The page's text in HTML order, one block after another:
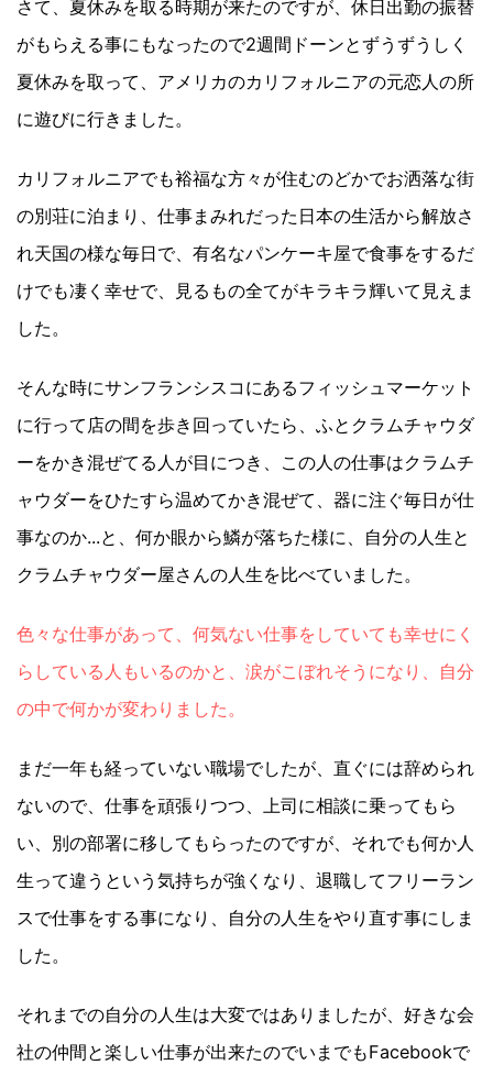
さて、夏休みを取る時期が来たのですが、休日出勤の振替
がもらえる事にもなったので2週間ドーンとずうずうしく
夏休みを取って、アメリカのカリフォルニアの元恋人の所
に遊びに行きました。
カリフォルニアでも裕福な方々が住むのどかでお洒落な街
の別荘に泊まり、仕事まみれだった日本の生活から解放さ
れ天国の様な毎日で、有名なパンケーキ屋で食事をするだ
けでも凄く幸せで、見るもの全てがキラキラ輝いて見えま
した。
そんな時にサンフランシスコにあるフィッシュマーケット
に行って店の間を歩き回っていたら、ふとクラムチャウダ
ーをかき混ぜてる人が目につき、この人の仕事はクラムチ
ャウダーをひたすら温めてかき混ぜて、器に注ぐ毎日が仕
事なのか...と、何か眼から鱗が落ちた様に、自分の人生と
クラムチャウダー屋さんの人生を比べていました。
色々な仕事があって、何気ない仕事をしていても幸せにく
らしている人もいるのかと、涙がこぼれそうになり、自分
の中で何かが変わりました。
まだ一年も経っていない職場でしたが、直ぐには辞められ
ないので、仕事を頑張りつつ、上司に相談に乗ってもら
い、別の部署に移してもらったのですが、それでも何か人
生って違うという気持ちが強くなり、退職してフリーラン
スで仕事をする事になり、自分の人生をやり直す事にしま
した。
それまでの自分の人生は大変ではありましたが、好きな会
社の仲間と楽しい仕事が出来たのでいまでもFacebookで